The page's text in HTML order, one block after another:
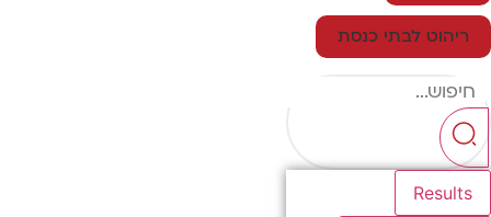
ריהוט לבתי כנסת
Results